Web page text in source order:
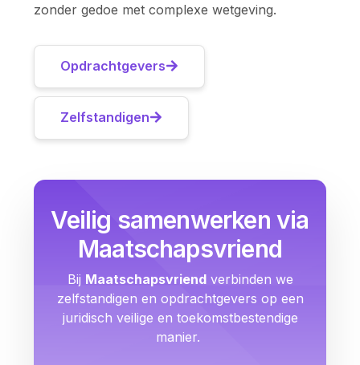
zonder gedoe met complexe wetgeving.
Opdrachtgevers
Zelfstandigen
Veilig samenwerken via
Maatschapsvriend
Bij Maatschapsvriendverbinden we
zelfstandigen en opdrachtgevers op een
juridisch veilige en toekomstbestendige
manier.